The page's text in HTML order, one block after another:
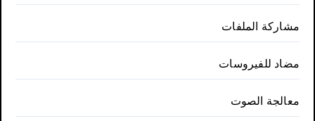
مشاركة الملفات
مضاد للفيروسات
معالجة الصوت